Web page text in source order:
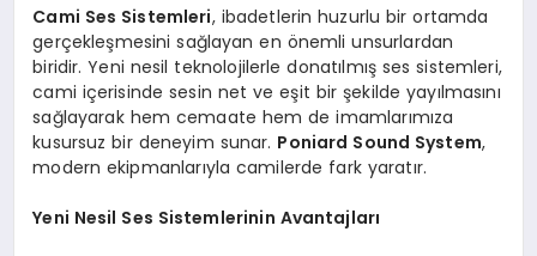
Cami Ses Sistemleri, ibadetlerin huzurlu bir ortamda
gerçekleşmesini sağlayan en önemli unsurlardan
biridir. Yeni nesil teknolojilerle donatılmış ses sistemleri,
cami içerisinde sesin net ve eşit bir şekilde yayılmasını
sağlayarak hem cemaate hem de imamlarımıza
kusursuz bir deneyim sunar. Poniard Sound System,
modern ekipmanlarıyla camilerde fark yaratır.
Yeni Nesil Ses Sistemlerinin Avantajları